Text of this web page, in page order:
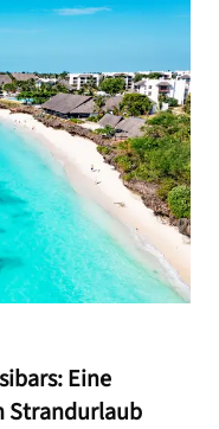
Eine
Strandurlaub